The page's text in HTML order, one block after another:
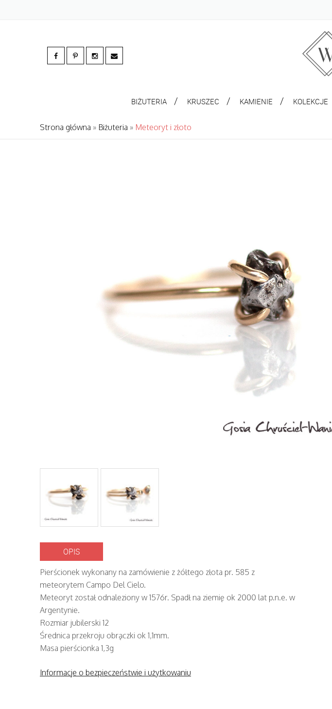
BIŻUTERIA KRUSZEC KAMIENIE KOLEKCJE
Strona główna » Biżuteria » Meteoryt i złoto
OPIS
Pierścionek wykonany na zamówienie z żółtego złota pr. 585 z
meteorytem Campo Del Cielo.
Meteoryt został odnaleziony w 1576r. Spadł na ziemię ok 2000 lat p.n.e. w
Argentynie.
Rozmiar jubilerski 12
Średnica przekroju obrączki ok 1,1mm.
Masa pierścionka 1,3g
Informacje o bezpieczeństwie i użytkowaniu